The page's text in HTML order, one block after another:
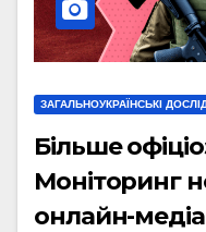
ЗАГАЛЬНОУКРАЇНСЬКІ
Більше
Моніторинг
онлайн-медіа